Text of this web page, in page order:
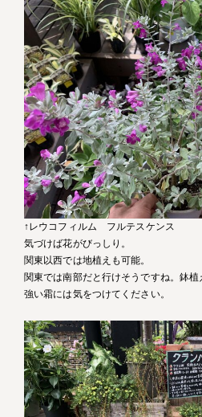
↑レウコフィルム フルテスケンス
気づけば花がびっしり。
関東以西では地植えも可能。
関東では南部だと行けそうですね。鉢
強い霜には気をつけてください。